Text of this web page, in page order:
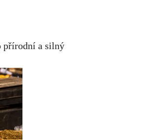
přírodní a​ silný